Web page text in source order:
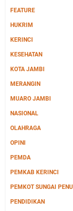
FEATURE
HUKRIM
KERINCI
KESEHATAN
KOTA JAMBI
MERANGIN
MUARO JAMBI
NASIONAL
OLAHRAGA
OPINI
PEMDA
PEMKAB KERINCI
PEMKOT SUNGAI
PENDIDIKAN